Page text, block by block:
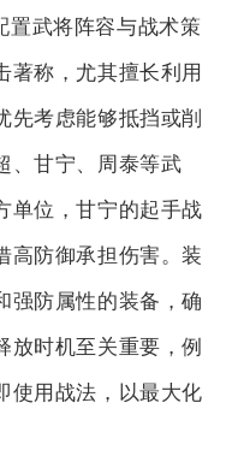
置武将阵容与战术策
著称，尤其擅长利用
先考虑能够抵挡或削
、甘宁、周泰等武
单位，甘宁的起手战
高防御承担伤害。装
强防属性的装备，确
放时机至关重要，例
使用战法，以最大化